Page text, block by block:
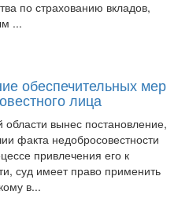
лица
вынес постановление,
факта недобросовестности
привлечения его к
суд имеет право применить
в...